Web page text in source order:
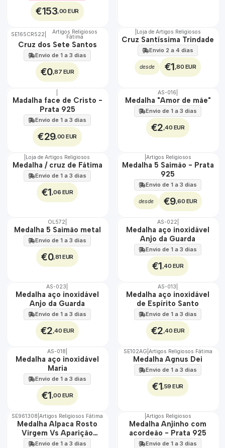
€153 ,00 EUR
SE165CR522 Artigos Religiosos
Fátima
Cruz dos Sete Santos
Envio de 1 a 3 dias
€0,87 EUR
Loja de Artigos Religiosos
Cruz Santíssima Trindade
Envio 2 a 4 dias
desde €1 ,80 EUR
🇵🇹
Madalha face de Cristo -
Prata 925
Envio de 1 a 3 dias
€29,00 EUR
ÁGUA
AS-016
Medalha "Amor de mãe"
Envio de 1 a 3 dias
€2 ,40 EUR
Loja de Artigos Religiosos
Medalha / cruz de Fátima
Envio de 1 a 3 dias
€1 ,06 EUR
🇵🇹
Artigos Religiosos
Medalha 5 Saimão - Prata
925
Envio de 1 a 3 dias
desde €9,60 EUR
TOP
OL572
Medalha 5 Saimão metal
Envio de 1 a 3 dias
€0,81 EUR
ÁGUA
AS-022
Medalha aço inoxidável
Anjo da Guarda
Envio de 1 a 3 dias
€1 ,40 EUR
ÁGUA
AS-023
Medalha aço inoxidável
Anjo da Guarda
Envio de 1 a 3 dias
€2 ,40 EUR
ÁGUA
AS-013
Medalha aço inoxidável
de Espírito Santo
Envio de 1 a 3 dias
€2 ,40 EUR
ÁGUA
AS-018
Medalha aço inoxidável
Maria
Envio de 1 a 3 dias
€1 ,00 EUR
TOP
SE102AG Artigos Religiosos Fátima
Medalha Agnus Dei
Envio de 1 a 3 dias
€1 ,59 EUR
SE961308 Artigos Religiosos Fátima
Medalha Alpaca Rosto
Virgem Vs Aparição
Grande
Envio de 1 a 3 dias
🇵🇹
Artigos Religiosos
Medalha Anjinho com
acordeão - Prata 925
Envio de 1 a 3 dias